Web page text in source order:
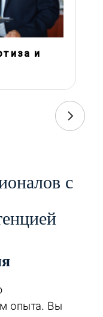
и
с
опыта. Вы